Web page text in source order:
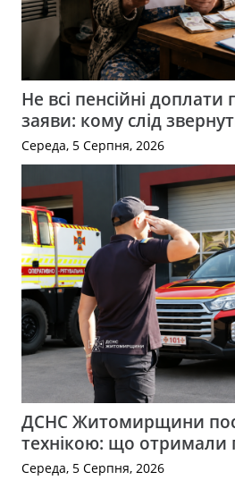
Не всі пенсійні
заяви: кому слід
Середа, 5 Серпня, 2026
ДСНС Житомирщини
технікою: що отримали
Середа, 5 Серпня, 2026